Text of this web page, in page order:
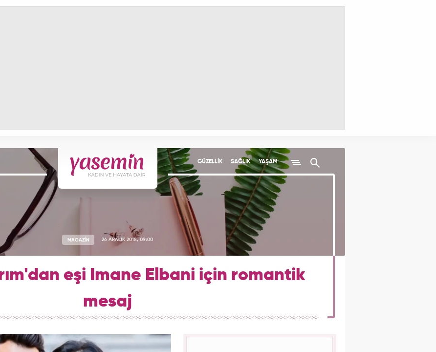
GÜZELLİK SAĞLIK YAŞAM
MAGAZİN 26 ARALIK 2018, 09:00
eşi Imane Elbani için romantik
mesaj